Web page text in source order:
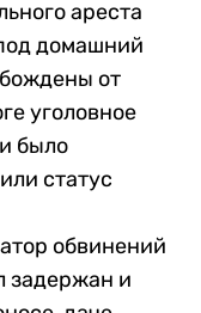
ареста
домашний
от
уголовное
было
статус
обвинений
задержан и